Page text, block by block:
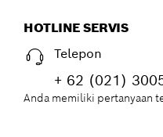
HOTLINE SERVIS
Telepon
+ 62 (021)
Anda memiliki pertanyaan